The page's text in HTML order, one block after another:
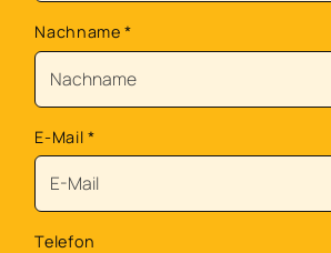
Nachname*
E-Mail *
Telefon